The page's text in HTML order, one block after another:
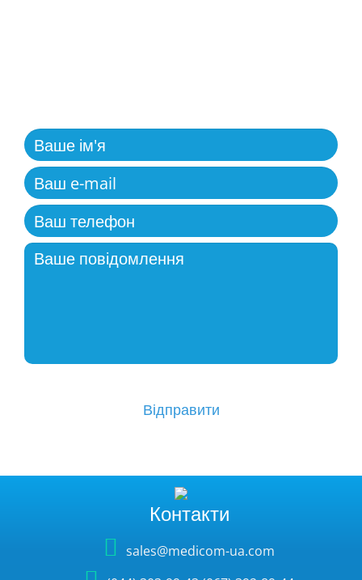
Контакти
sales@medicom-ua.com